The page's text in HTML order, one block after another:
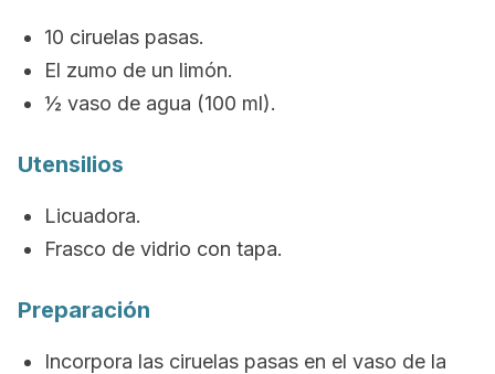
10 ciruelas pasas.
El zumo de un limón.
½ vaso de agua (100 ml).
Utensilios
Licuadora.
Frasco de vidrio con tapa.
Preparación
Incorpora las ciruelas pasas en el vaso de la